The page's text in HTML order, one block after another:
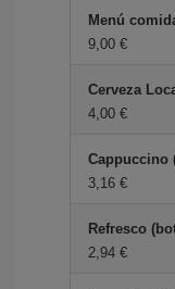
Menú
9,00 €
Cerveza
4,00 €
Cappuccino
3,16 €
Refresco
2,94 €